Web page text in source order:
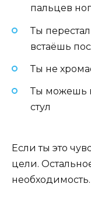
пальцев
Ты
встаёшь
Ты не
Ты можешь
стул
Если ты это
цели.
необходимость.